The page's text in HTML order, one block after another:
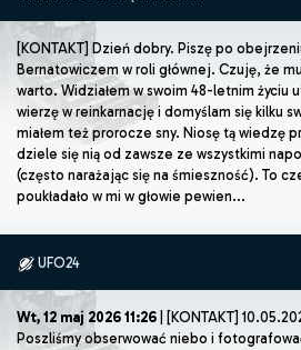
[KONTAKT] Dzień dobry. Piszę po
Bernatowiczem w roli głównej. Czuję, że
warto. Widziałem w swoim 48-letnim życiu
wierzę w reinkarnację i domyślam się kilku
miałem też prorocze sny. Niosę tą wiedzę
dziele się nią od zawsze ze wszystkimi
(często narażając się na śmieszność). To
poukładało w mi w głowie pewien...
UFO24
Wt, 12 maj 2026 11:26 | [KONTAKT]
Poszliśmy obserwować niebo i